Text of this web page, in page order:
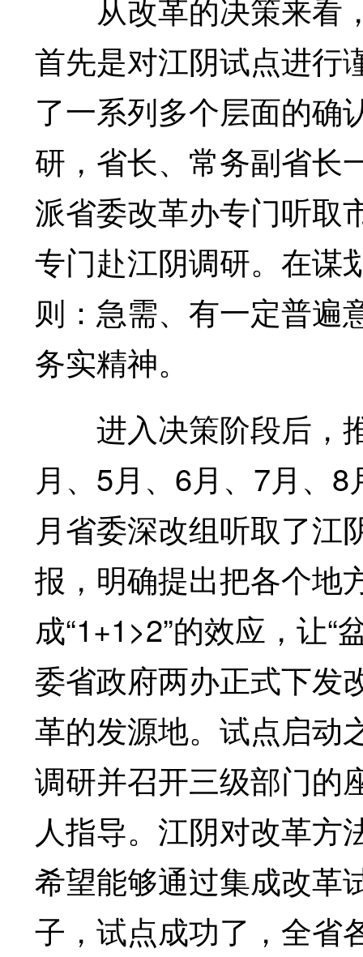
从改革的决策来看
首先是对江阴试点进行
了一系列多个层面的确
研，省长、常务副省长
派省委改革办专门听取
专门赴江阴调研。在谋
则：急需、有一定普遍
务实精神。
进入决策阶段后，
月、5月、6月、7月、
月省委深改组听取了江
报，明确提出把各个地
成“1+1>2”的效应，让“
委省政府两办正式下发
革的发源地。试点启动
调研并召开三级部门的
人指导。江阴对改革方
希望能够通过集成改革
子，试点成功了，全省